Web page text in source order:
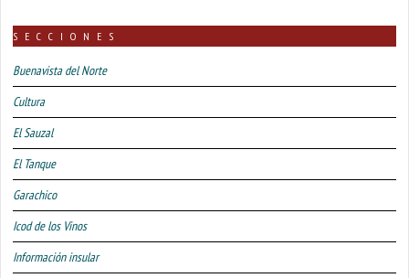
SECCIONES
Buenavista del Norte
Cultura
El Sauzal
El Tanque
Garachico
Icod de los Vinos
Información insular